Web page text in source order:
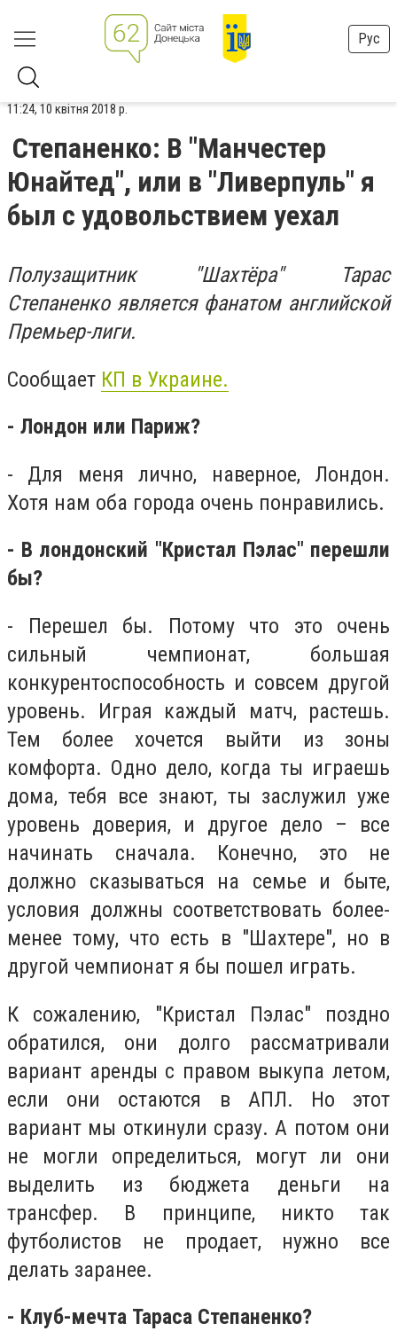
Рус
11:24, 10 квітня 2018 р.
Степаненко: В "Манчестер
Юнайтед", или в "Ливерпуль" я
был с удовольствием уехал
Полузащитник "Шахтёра" Тарас
Степаненко является фанатом английской
Премьер-лиги.
Сообщает КП в Украине.
- Лондон или Париж?
- Для меня лично, наверное, Лондон.
Хотя нам оба города очень понравились.
- В лондонский "Кристал Пэлас" перешли
бы?
- Перешел бы. Потому что это очень
сильный чемпионат, большая
конкурентоспособность и совсем другой
уровень. Играя каждый матч, растешь.
Тем более хочется выйти из зоны
комфорта. Одно дело, когда ты играешь
дома, тебя все знают, ты заслужил уже
уровень доверия, и другое дело – все
начинать сначала. Конечно, это не
должно сказываться на семье и быте,
условия должны соответствовать более-
менее тому, что есть в "Шахтере", но в
другой чемпионат я бы пошел играть.
К сожалению, "Кристал Пэлас" поздно
обратился, они долго рассматривали
вариант аренды с правом выкупа летом,
если они остаются в АПЛ. Но этот
вариант мы откинули сразу. А потом они
не могли определиться, могут ли они
выделить из бюджета деньги на
трансфер. В принципе, никто так
футболистов не продает, нужно все
делать заранее.
- Клуб-мечта Тараса Степаненко?